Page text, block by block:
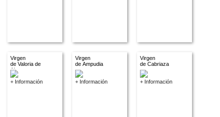
Virgen
de Valoria de
Alcor
+ Información
Virgen
de Ampudia
+ Información
Virgen
de Cabriaza
+ Información